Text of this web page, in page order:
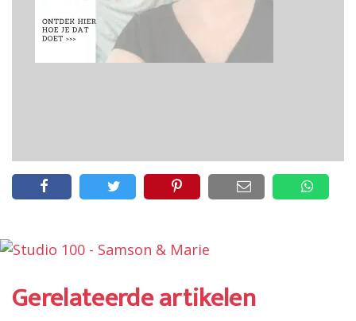
Gerelateerde artikelen